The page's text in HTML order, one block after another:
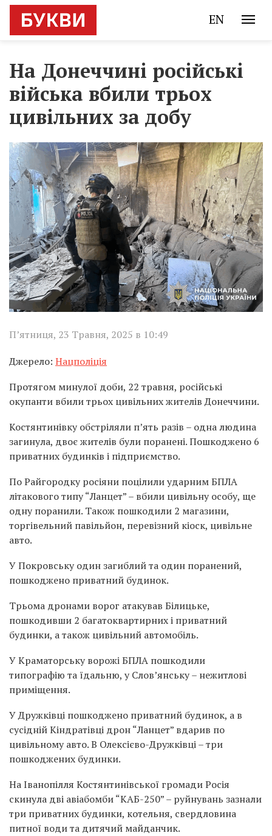
EN
На Донеччині російські
війська вбили трьох
цивільних за добу
П’ятниця, 23 Травня, 2025 в 10:49
Джерело: Нацполіція
Протягом минулої доби, 22 травня, російські
окупанти вбили трьох цивільних жителів Донеччини.
Костянтинівку обстріляли п’ять разів – одна людина
загинула, двоє жителів були поранені. Пошкоджено 6
приватних будинків і підприємство.
По Райгородку росіяни поцілили ударним БПЛА
літакового типу “Ланцет” – вбили цивільну особу, ще
одну поранили. Також пошкодили 2 магазини,
торгівельний павільйон, перевізний кіоск, цивільне
авто.
У Покровську один загиблий та один поранений,
пошкоджено приватний будинок.
Трьома дронами ворог атакував Білицьке,
пошкодивши 2 багатоквартирних і приватний
будинки, а також цивільний автомобіль.
У Краматорську ворожі БПЛА пошкодили
типографію та їдальню, у Слов’янську – нежитлові
приміщення.
У Дружківці пошкоджено приватний будинок, а в
сусідній Кіндратівці дрон “Ланцет” вдарив по
цивільному авто. В Олексієво-Дружківці – три
пошкоджених будинки.
На Іванопілля Костянтинівської громади Росія
скинула дві авіабомби “КАБ-250” – руйнувань зазнали
три приватних будинки, котельня, свердловина
питної води та дитячий майданчик.